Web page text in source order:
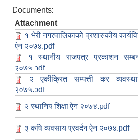
Documents:
Attachment
१ भेरी नगरपालिकाको प्रशासकीय
ऐन २०७४.pdf
१ स्थानीय राजपत्र प्रकाशन
२०७५.pdf
२ एकीक्रित सम्पत्ती कर
२०७५.pdf
२ स्थानिय शिक्षा ऐन २०७४.pdf
३ कषि व्यवसाय प्रवर्दन ऐन २०७४.pdf